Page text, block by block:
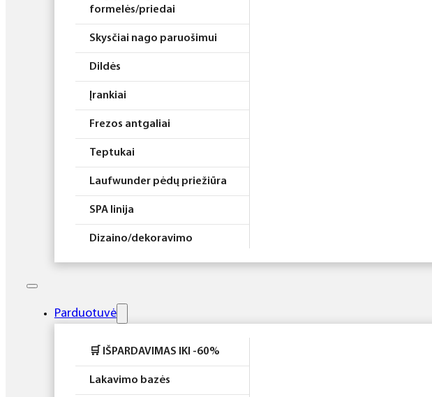
formelės/priedai
Skysčiai nago paruošimui
Dildės
Įrankiai
Frezos antgaliai
Teptukai
Laufwunder pėdų priežiūra
SPA linija
Dizaino/dekoravimo
Higiena
Rinkiniai
Parduotuvė
🛒 IŠPARDAVIMAS IKI -60%
Lakavimo bazės